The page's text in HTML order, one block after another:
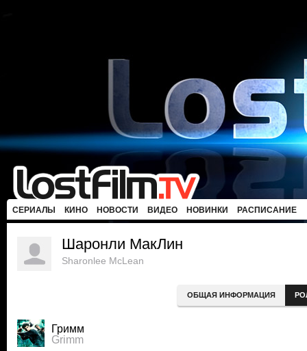
СЕРИАЛЫ КИНО НОВОСТИ ВИДЕО НОВИНКИ РАСПИСАНИЕ
Шаронли МакЛин
Sharonlee McLean
ОБЩАЯ ИНФОРМАЦИЯ
Гримм
Grimm